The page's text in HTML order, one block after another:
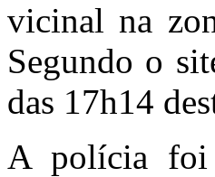
vicinal na
Segundo o
das 17h14
A polícia foi